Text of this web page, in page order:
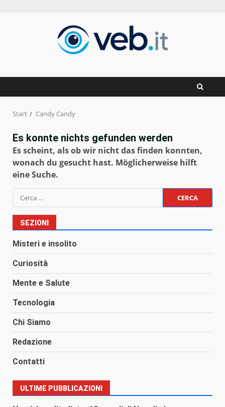
Start Candy Candy
Es konnte nichts gefunden werden
Es scheint, als ob wir nicht das finden konnten,
wonach du gesucht hast. Möglicherweise hilft
eine Suche.
Ricerca
per:
SEZIONI
Misteri e insolito
Curiosità
Mente e Salute
Tecnologia
Chi Siamo
Redazione
Contatti
ULTIME PUBBLICAZIONI